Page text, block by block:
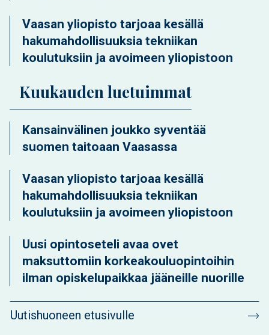
Vaasan yliopisto tarjoaa kesällä
hakumahdollisuuksia tekniikan
koulutuksiin ja avoimeen yliopistoon
Kuukauden luetuimmat
Kansainvälinen joukko syventää
suomen taitoaan Vaasassa
Vaasan yliopisto tarjoaa kesällä
hakumahdollisuuksia tekniikan
koulutuksiin ja avoimeen yliopistoon
Uusi opintoseteli avaa ovet
maksuttomiin korkeakouluopintoihin
ilman opiskelupaikkaa jääneille nuorille
Uutishuoneen etusivulle